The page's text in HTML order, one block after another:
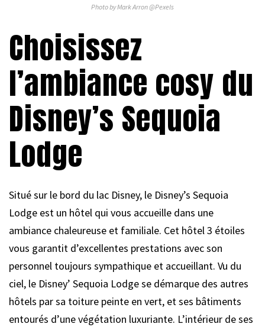
Photo by Mark Arron @Pexels
Choisissez
l’ambiance cosy du
Disney’s Sequoia
Lodge
Situé sur le bord du lac Disney, le Disney’s Sequoia
Lodge est un hôtel qui vous accueille dans une
ambiance chaleureuse et familiale. Cet hôtel 3 étoiles
vous garantit d’excellentes prestations avec son
personnel toujours sympathique et accueillant. Vu du
ciel, le Disney’ Sequoia Lodge se démarque des autres
hôtels par sa toiture peinte en vert, et ses bâtiments
entourés d’une végétation luxuriante. L’intérieur de ses